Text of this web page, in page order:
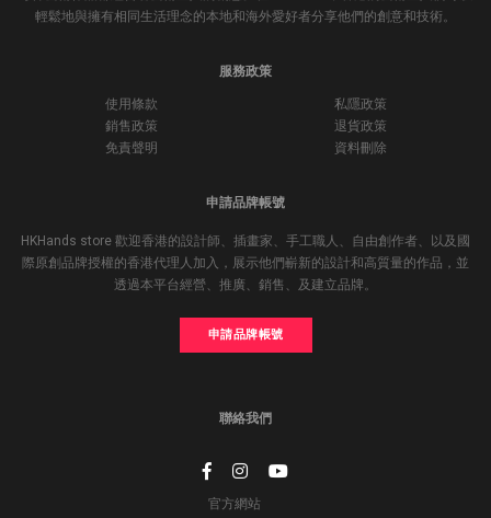
輕鬆地與擁有相同生活理念的本地和海外愛好者分享他們的創意和技術。
服務政策
使用條款
私隱政策
銷售政策
退貨政策
免責聲明
資料刪除
申請品牌帳號
HKHands store 歡迎香港的設計師、插畫家、手工職人、自由創作者、以及國
際原創品牌授權的香港代理人加入，展示他們嶄新的設計和高質量的作品，並
透過本平台經營、推廣、銷售、及建立品牌。
申請品牌帳號
聯絡我們
官方網站